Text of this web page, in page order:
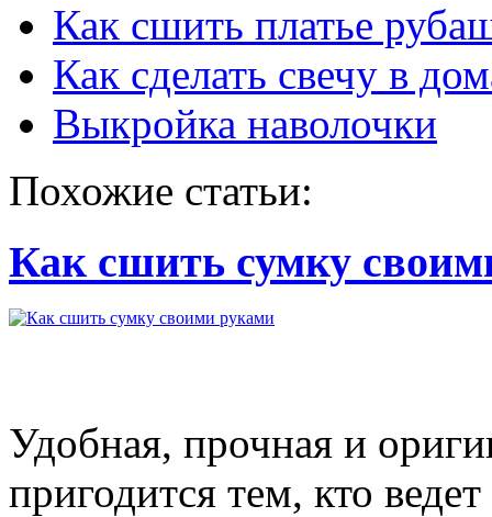
Как сшить платье
Как сделать свечу в
Выкройка наволочки
Похожие статьи:
Как сшить сумку
Удобная, прочная и
пригодится тем, кто